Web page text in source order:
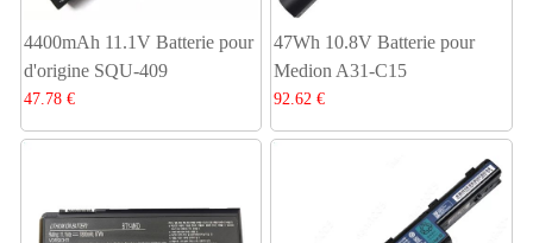
4400mAh 11.1V Batterie pour
d'origine SQU-409
47.78 €
47Wh 10.8V Batterie pour
Medion A31-C15
92.62 €